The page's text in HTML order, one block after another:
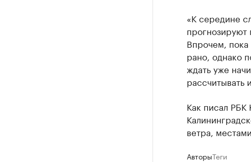
«К середине
Впрочем, пока
рано, однако
ждать уже
рассчитывать
Как писал РБК
ветра,
АвторыТеги